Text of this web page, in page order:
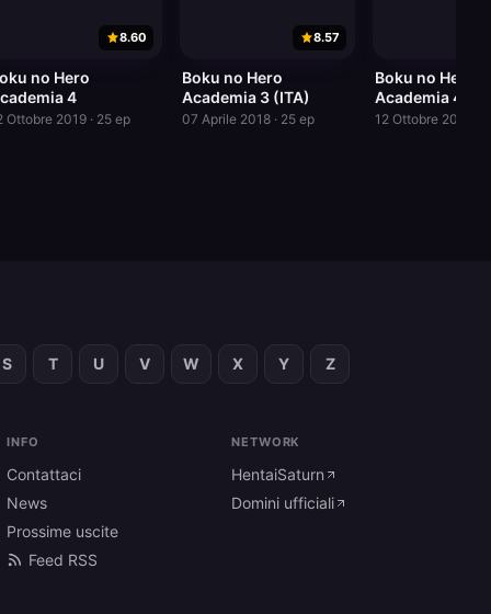
8.60
no Hero
4
Ottobre 2019 · 25 ep
8.57
Boku no Hero
Academia 3 (ITA)
07 Aprile 2018 · 25 ep
Boku no Hero
Academia 4
12 Ottobre 2019 ·
S T U V W X Y Z
INFO
Contattaci
News
Prossime uscite
Feed RSS
NETWORK
HentaiSaturn
Domini ufficiali